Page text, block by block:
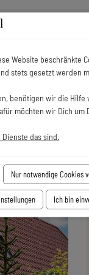
Website beschränkte
stets gesetzt werden
benötigen wir die Hilfe
möchten wir Dich um
das sind.
Nur notwendige Cookies
Ich bin